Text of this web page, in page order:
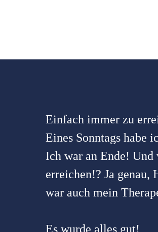
Einfach immer zu
Eines Sonntags habe
Ich war an Ende!
erreichen!? Ja genau,
war auch mein
Es wurde alles gut!